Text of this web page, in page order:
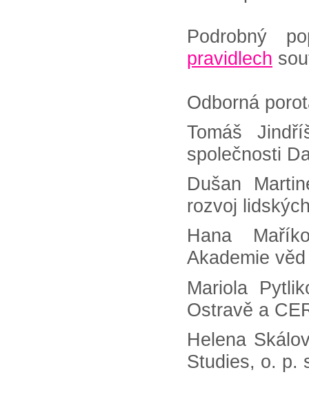
Podrobný
pravidlech
Odborná
Tomáš
společnosti
Dušan
rozvoj
Hana
Akademie
Mariola
Ostravě a
Helena
Studies, o. p.